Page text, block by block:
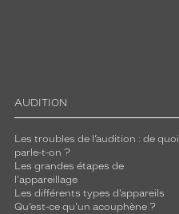
AUDITION
Les troubles de l’audition : de quoi
parle-t-on ?
Les grandes étapes de
l'appareillage
Les différents types d’appareils
Qu’est-ce qu'un acouphène ?